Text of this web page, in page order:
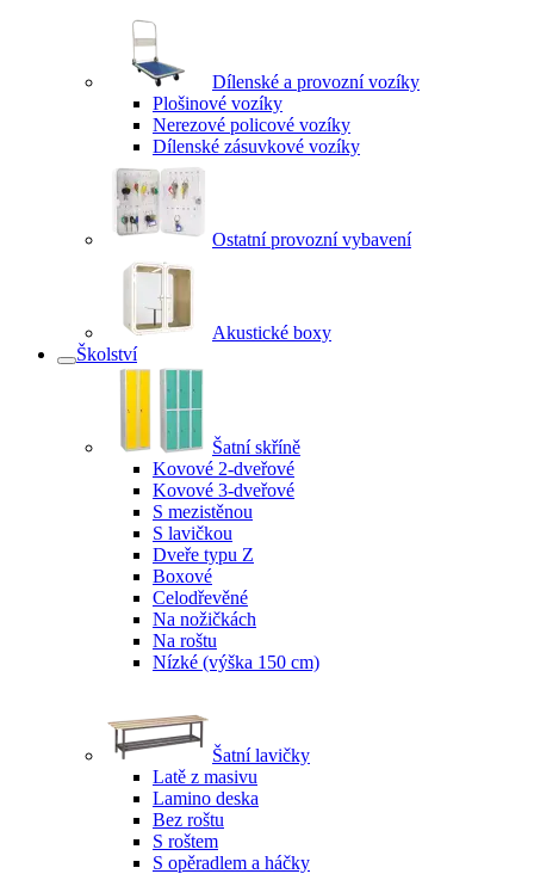
Dílenské a provozní vozíky
Plošinové vozíky
Nerezové policové vozíky
Dílenské zásuvkové vozíky
Ostatní provozní vybavení
Akustické boxy
Školství
Šatní skříně
Kovové 2-dveřové
Kovové 3-dveřové
S mezistěnou
S lavičkou
Dveře typu Z
Boxové
Celodřevěné
Na nožičkách
Na roštu
Nízké (výška 150 cm)
Šatní lavičky
Latě z masivu
Lamino deska
Bez roštu
S roštem
S opěradlem a háčky